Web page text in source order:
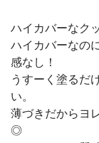
ハイカバーなク
ハイカバーなの
感なし！
うすーく塗るだ
い。
薄づきだからヨ
◎